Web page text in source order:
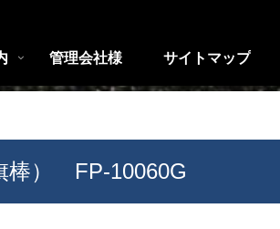
管理会社様 サイトマップ
棒） FP-10060G